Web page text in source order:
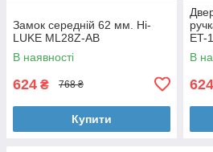
Замок середній 62 мм. Hi-
LUKE ML28Z-AB
В наявності
624 ₴ 768 ₴
Купити
ET-
В
624